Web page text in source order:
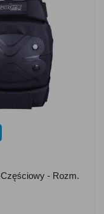
- Rozm.